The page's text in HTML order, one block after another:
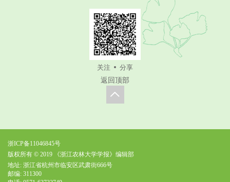
关注
分享
返回顶部
浙ICP备11046845号
版权所有 © 2019 《浙江农林大学学报》编辑部
地址: 浙江省杭州市临安区武肃街666号
邮编: 311300